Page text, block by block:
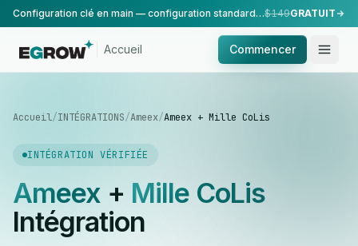
Configuration clé en main — configuration standard, réalisée par notre équipe.$149GRATUIT
Accueil Commencer
Accueil/INTÉGRATIONS/Ameex/Ameex + Mille CoLis
INTÉGRATION VÉRIFIÉE
Ameex+ Mille CoLis
Intégration